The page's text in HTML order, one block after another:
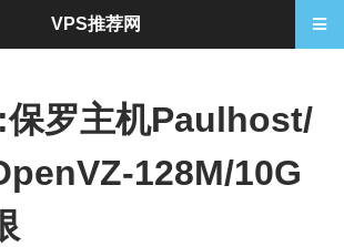
保罗主机Paulhost/
128M/10G
VPS推荐网